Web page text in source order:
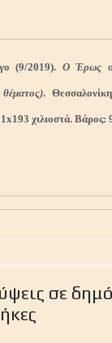
(9/2019). Ο Έρως
.
χιλιοστά.
σε